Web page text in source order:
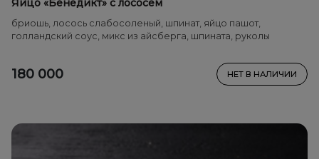
Яйцо «Бенедикт» с лососем
бриошь, лосось слабосоленый, шпинат, яйцо пашот,
голландский соус, микс из айсберга, шпината, руколы
180 000 НЕТ В НАЛИЧИИ